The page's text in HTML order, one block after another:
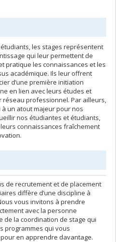
les stages représentent
qui leur permettent de
pratique les connaissances et les
académique. Ils leur offrent
d’une première initiation
en lien avec leurs études et
professionnel. Par ailleurs,
un atout majeur pour nos
nos étudiantes et étudiants,
connaissances fraîchement
de recrutement et de placement
diffère d’une discipline à
vous invitons à prendre
avec la personne
de la coordination de stage qui
programmes qui vous
en apprendre davantage.